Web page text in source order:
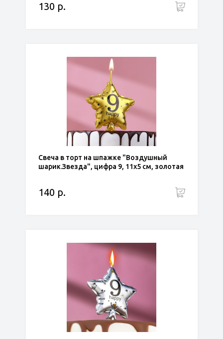
130 р.
Свеча в торт на шпажке "Воздушный
шарик.Звезда", цифра 9, 11х5 см, золотая
140 р.